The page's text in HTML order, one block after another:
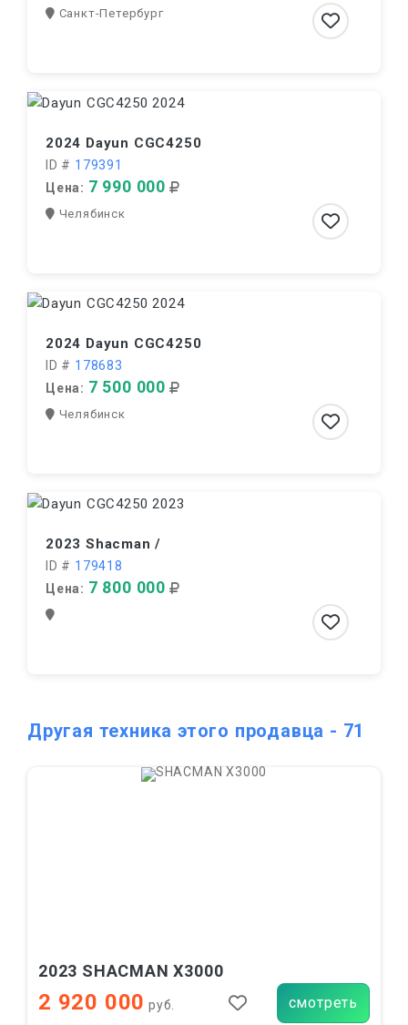
Санкт-Петербург
2024 Dayun CGC4250
ID # 179391
Цена: 7 990 000
Челябинск
2024 Dayun CGC4250
ID # 178683
Цена: 7 500 000
Челябинск
2023 Shacman /
ID # 179418
Цена: 7 800 000
Другая техника этого продавца - 71
2023 SHACMAN X3000
2 920 000 руб. смотреть